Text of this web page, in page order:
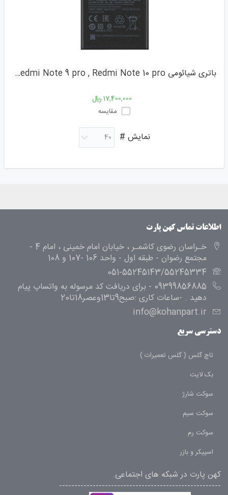
باتری شیائومی BN53,Redmi Note 9 pro , Redmi Note 10 pro
17,400,000 ﷼
مقایسه
نمایش #
اطلاعات تماس کهن پارت
خـراسان رضوی کاشمـر ، خیابان امام خمینی ، امام 4 -
مجتمع رضوان - طبقه اول - واحد 106 -107 و 108
051-55245143/55245334
09399856885 - برای دریافت کد مرسوله به واتساپ پیام
دهید . -ساعات کاری :صبح9تا13وعصر18تا20
info@kohanpart.ir
دسترسی سریع
تاچ گلس ( گلس تعمیرات )
بک لایت
سوکت شارژ
سوکت سیم
سوکت رم
اسپیکر و بازر
کهن پارت در شبکه های اجتماعی.
-----------------------------------------------------